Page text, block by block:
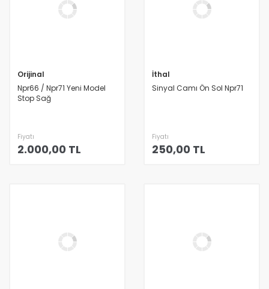
Orijinal
Npr66 / Npr71 Yeni Model
Stop Sağ
Fiyatı
2.000,00 TL
İthal
Sinyal Camı Ön Sol Npr71
Fiyatı
250,00 TL